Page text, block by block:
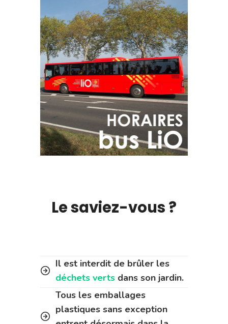
Le saviez-vous ?
Il est interdit de brûler les
déchets verts dans son jardin.
Tous les emballages
plastiques sans exception